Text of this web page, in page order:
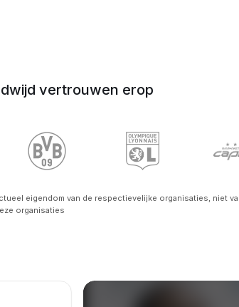
vertrouwen erop
eigendom van de respectievelijke organisaties, niet
organisaties